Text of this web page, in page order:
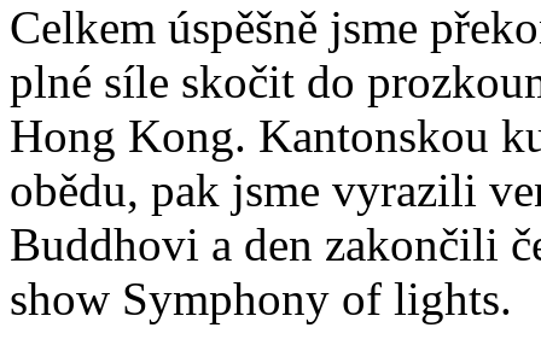
Celkem úspěšně jsme
plné síle skočit do
Hong Kong. Kantonskou
obědu, pak jsme vyrazili
Buddhovi a den zakončili
show Symphony of lights.